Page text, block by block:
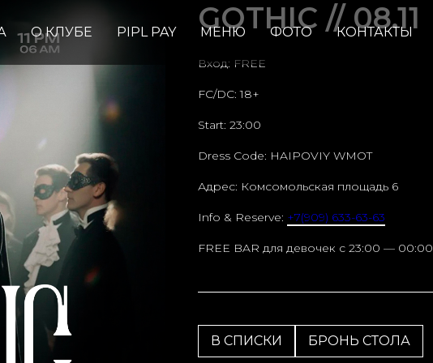
О КЛУБЕ PIPL PAY МЕНЮ ФОТО КОНТАКТЫ
GOTHIC // 08.11
Вход: FREE
FC/DC: 18+
Start: 23:00
Dress Code: HAIPOVIY WMOT
Адрес: Комсомольская площадь 6
Info & Reserve: +7(909) 633-63-63
FREE BAR для девочек c 23:00 — 00:00
В СПИСКИ БРОНЬ СТОЛА